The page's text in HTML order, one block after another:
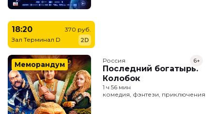
18:20
Зал Терминал D
370 руб.
2D
Меморандум Россия
Последний богатырь.
Колобок
6+
1 ч 56 мин
комедия, фэнтези, приключения